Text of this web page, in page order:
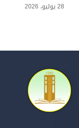
28 يوليو، 2026